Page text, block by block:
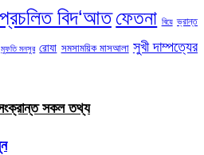
প্রচলিত বিদ‘আত ফেতনা বিয়ে ভ্রান্ত
মুফতি মনসুর রোযা সমসাময়িক মাসআলা সুখী দাম্পত্যের
সংক্রান্ত সকল তথ্য